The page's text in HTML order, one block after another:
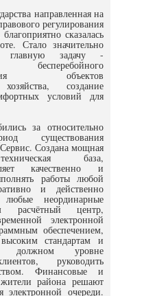
направленная на
регулирования
сказалась
Стало значительно
главную задачу -
бесперебойного
объектов
создание
условий для
за относительно
существования
Создана мощная
техническая база,
качественно и
работы любой
и действенно
любые неординарные
расчётный центр,
электронной
обеспечением,
стандартам и
должном уровне
руководить
Финансовые и
района решают
электронной очереди.